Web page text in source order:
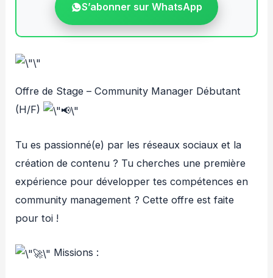
S’abonner sur WhatsApp
Offre de Stage – Community Manager Débutant
(H/F)
Tu es passionné(e) par les réseaux sociaux et la
création de contenu ? Tu cherches une première
expérience pour développer tes compétences en
community management ? Cette offre est faite
pour toi !
Missions :